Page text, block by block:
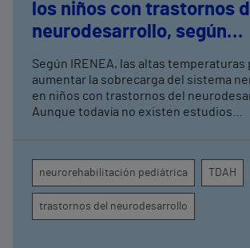
los niños con trastornos
neurodesarrollo, según
neurorrehabilitación
pediátrica de Vithas
Según IRENEA, las altas temperaturas
aumentar la sobrecarga del sistema
en niños con trastornos del
Aunque todavía no existen estudios
atención, la regulación emocional y la
conducta
neurorehabilitación pediátrica TDAH
trastornos del neurodesarrollo